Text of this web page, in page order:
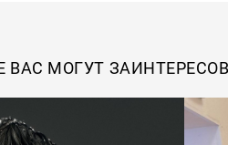
ВАС МОГУТ